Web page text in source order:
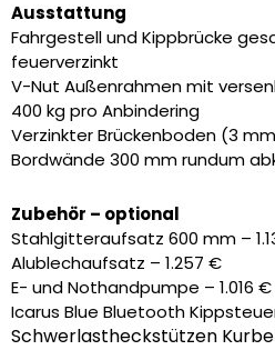
Ausstattung
Fahrgestell und Kippbrücke
feuerverzinkt
V-Nut Außenrahmen mit
400 kg pro Anbindering
Verzinkter Brückenboden (3
Bordwände 300 mm rundum
Zubehör – optional
Stahlgitteraufsatz 600 mm –
Alublechaufsatz – 1.257 €
E- und Nothandpumpe – 1.016 €
Icarus Blue Bluetooth
Schwerlastheckstützen